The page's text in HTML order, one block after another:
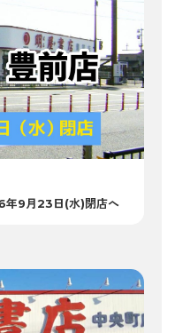
年9月23日(水)閉店へ